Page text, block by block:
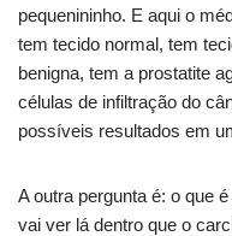
pequenininho. E aqui o
tem tecido normal, tem
benigna, tem a prostatite
células de infiltração do
possíveis resultados em
A outra pergunta é: o que
vai ver lá dentro que o